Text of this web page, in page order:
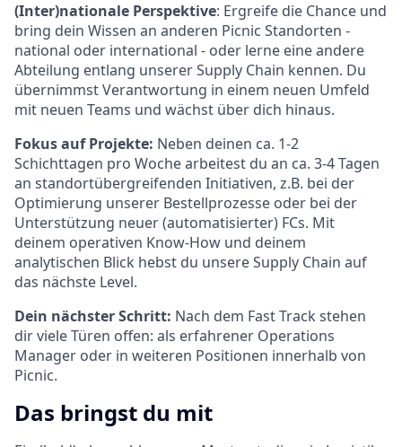
(Inter)nationale Perspektive: Ergreife die Chance und
bring dein Wissen an anderen Picnic Standorten -
national oder international - oder lerne eine andere
Abteilung entlang unserer Supply Chain kennen. Du
übernimmst Verantwortung in einem neuen Umfeld
mit neuen Teams und wächst über dich hinaus.
Fokus auf Projekte: Neben deinen ca. 1-2
Schichttagen pro Wochearbeitest du an ca. 3-4 Tagen
an standortübergreifenden Initiativen, z.B. bei der
Optimierung unserer Bestellprozesse oder bei der
Unterstützung neuer (automatisierter) FCs. Mit
deinem operativen Know-How und deinem
analytischen Blick hebst du unsere Supply Chain auf
das nächste Level.
Dein nächster Schritt: Nach dem Fast Track stehen
dir viele Türen offen: als erfahrener Operations
Manager oder in weiteren Positionen innerhalb von
Picnic.
Das bringst du mit